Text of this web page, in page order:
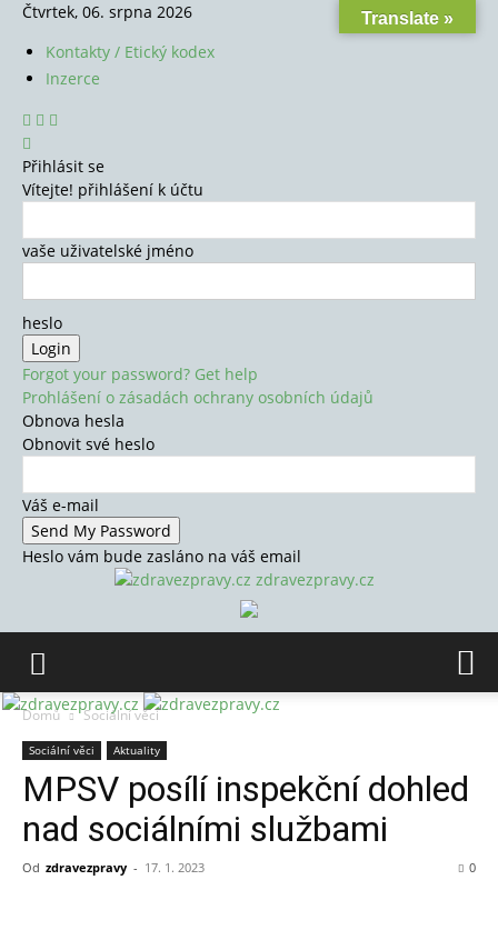
Čtvrtek, 06. srpna 2026
Kontakty / Etický kodex
Inzerce
Přihlásit se
Vítejte! přihlášení k účtu
vaše uživatelské jméno
heslo
Forgot your password? Get help
Prohlášení o zásadách ochrany osobních údajů
Obnova hesla
Obnovit své heslo
Váš e-mail
Heslo vám bude zasláno na váš email
zdravezpravy.cz
Domů Sociální věci
Sociální věci Aktuality
MPSV posílí inspekční dohled
nad sociálními službami
Od zdravezpravy - 17. 1. 2023 0
Translate »